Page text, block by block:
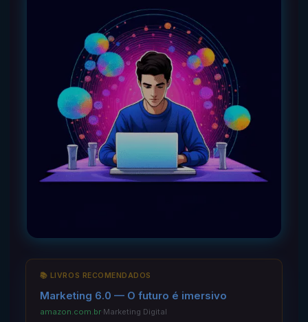
📚 LIVROS RECOMENDADOS
Marketing 6.0 — O futuro é imersivo
amazon.com.br·Marketing Digital